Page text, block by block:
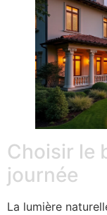
Choisir le
journée
La lumière